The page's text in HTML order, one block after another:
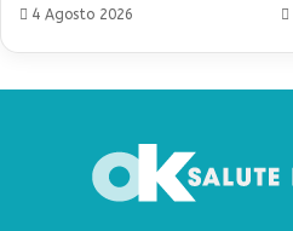
4 Agosto 2026